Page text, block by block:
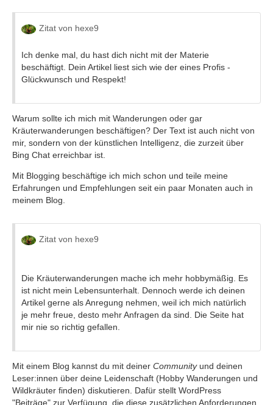
Zitat von hexe9
Ich denke mal, du hast dich nicht mit der Materie
beschäftigt. Dein Artikel liest sich wie der eines Profis -
Glückwunsch und Respekt!
Warum sollte ich mich mit Wanderungen oder gar
Kräuterwanderungen beschäftigen? Der Text ist auch nicht von
mir, sondern von der künstlichen Intelligenz, die zurzeit über
Bing Chat erreichbar ist.
Mit Blogging beschäftige ich mich schon und teile meine
Erfahrungen und Empfehlungen seit ein paar Monaten auch in
meinem Blog.
Zitat von hexe9
Die Kräuterwanderungen mache ich mehr hobbymäßig. Es
ist nicht mein Lebensunterhalt. Dennoch werde ich deinen
Artikel gerne als Anregung nehmen, weil ich mich natürlich
je mehr freue, desto mehr Anfragen da sind. Die Seite hat
mir nie so richtig gefallen.
Mit einem Blog kannst du mit deiner Communityund deinen
Leser:innen über deine Leidenschaft (Hobby Wanderungen und
Wildkräuter finden) diskutieren. Dafür stellt WordPress
"Beiträge" zur Verfügung, die diese zusätzlichen Anforderungen